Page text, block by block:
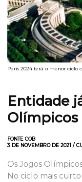
Paris 2024 terá o menor ciclo
Entidade
Olímpicos
FONTE COB
3 DE NOVEMBRO DE 2021 /
Os Jogos
No ciclo mais